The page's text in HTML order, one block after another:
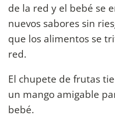
de la red y el bebé se
nuevos sabores sin
que los alimentos se
red.
El chupete de frutas
un mango amigable
bebé.